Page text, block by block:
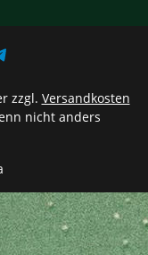
zzgl. Versandkosten
nicht anders